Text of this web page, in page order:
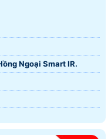
Ngoại Smart IR.